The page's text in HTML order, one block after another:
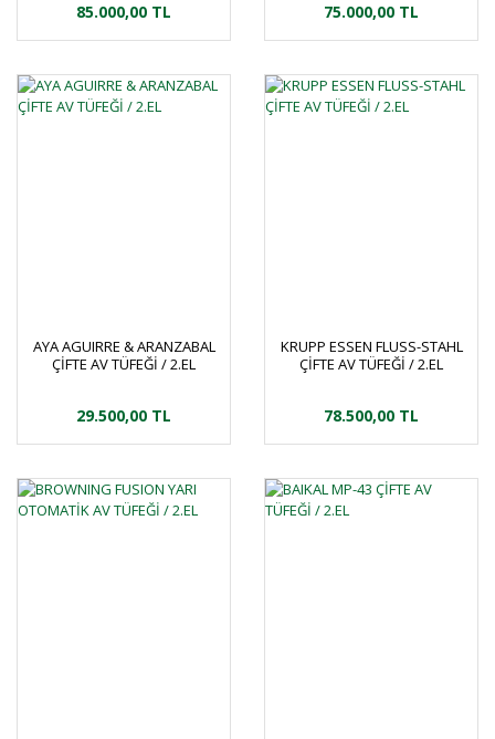
85.000,00 TL 75.000,00 TL
AYA AGUIRRE & ARANZABAL
ÇİFTE AV TÜFEĞİ / 2.EL
29.500,00 TL
KRUPP ESSEN FLUSS-STAHL
ÇİFTE AV TÜFEĞİ / 2.EL
78.500,00 TL